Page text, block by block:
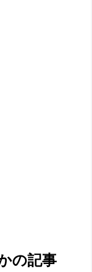
の記事